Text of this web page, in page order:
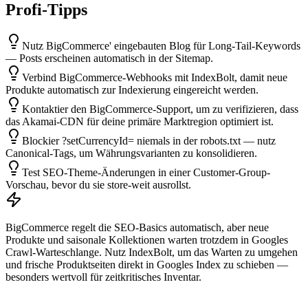
Profi-Tipps
Nutz BigCommerce' eingebauten Blog für Long-Tail-Keywords
— Posts erscheinen automatisch in der Sitemap.
Verbind BigCommerce-Webhooks mit IndexBolt, damit neue
Produkte automatisch zur Indexierung eingereicht werden.
Kontaktier den BigCommerce-Support, um zu verifizieren, dass
das Akamai-CDN für deine primäre Marktregion optimiert ist.
Blockier ?setCurrencyId= niemals in der robots.txt — nutz
Canonical-Tags, um Währungsvarianten zu konsolidieren.
Test SEO-Theme-Änderungen in einer Customer-Group-
Vorschau, bevor du sie store-weit ausrollst.
BigCommerce regelt die SEO-Basics automatisch, aber neue
Produkte und saisonale Kollektionen warten trotzdem in Googles
Crawl-Warteschlange. Nutz IndexBolt, um das Warten zu umgehen
und frische Produktseiten direkt in Googles Index zu schieben —
besonders wertvoll für zeitkritisches Inventar.